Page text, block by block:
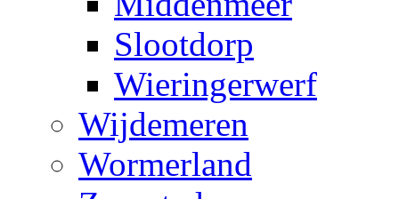
Slootdorp
Wieringerwerf
Wijdemeren
Wormerland